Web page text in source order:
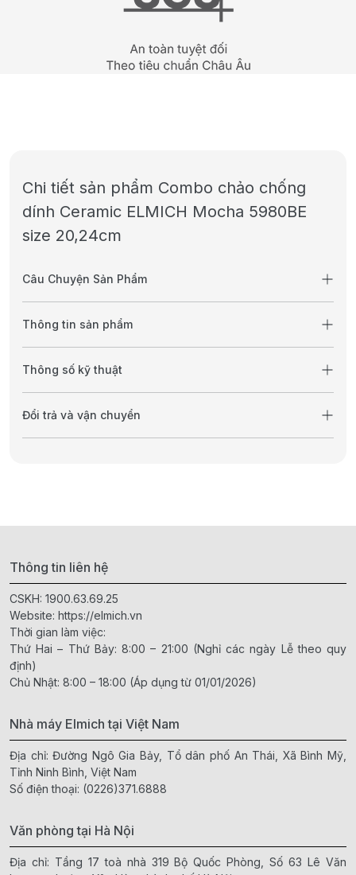
Chi tiết sản phẩm Combo chảo chống
dính Ceramic ELMICH Mocha 5980BE
size 20,24cm
Câu Chuyện Sản Phẩm
Thông tin sản phẩm
Thông số kỹ thuật
Đổi trả và vận chuyển
Thông tin liên hệ
CSKH: 1900.63.69.25
Website: https://elmich.vn
Thời gian làm việc:
Thứ Hai – Thứ Bảy: 8:00 – 21:00 (Nghỉ các ngày Lễ theo quy
định)
Chủ Nhật: 8:00 – 18:00 (Áp dụng từ 01/01/2026)
Nhà máy Elmich tại Việt Nam
Địa chỉ: Đường Ngô Gia Bảy, Tổ dân phố An Thái, Xã Bình Mỹ,
Tỉnh Ninh Bình, Việt Nam
Số điện thoại: (0226)371.6888
Văn phòng tại Hà Nội
Địa chỉ: Tầng 17 toà nhà 319 Bộ Quốc Phòng, Số 63 Lê Văn